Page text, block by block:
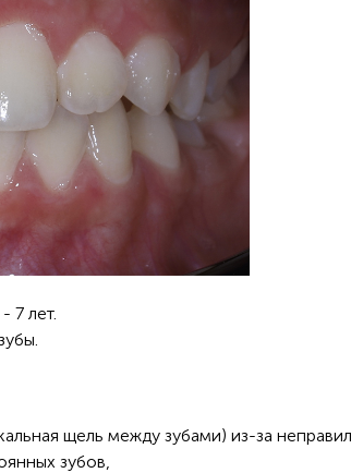
7 лет.
щель между зубами) из-за
зубов,